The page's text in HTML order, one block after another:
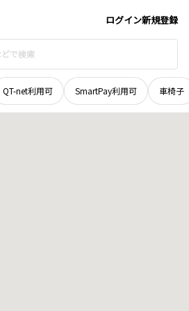
ログイン新規登録
QT-net利用可 SmartPay利用可 車椅子